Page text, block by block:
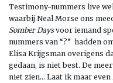
Testimony-nummers live
waarbij Neal Morse ons
Somber Daysvoor iemand
nummers van “?” hadden
Elisa Krijgsman overigens
gedaan, is niet best. De
niet zien… Laat ik maar